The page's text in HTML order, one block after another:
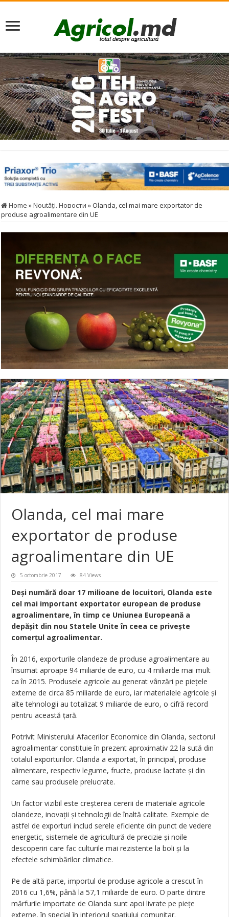
Home »Noutăţi. Новости »Olanda, cel mai mare exportator de
produse agroalimentare din UE
Olanda, cel mai mare
exportator de produse
agroalimentare din UE
5 octombrie 2017 84 Views
Deşi numără doar 17 milioane de locuitori, Olanda este
cel mai important exportator european de produse
agroalimentare, în timp ce Uniunea Europeană a
depăşit din nou Statele Unite în ceea ce priveşte
comerţul agroalimentar.
În 2016, exporturile olandeze de produse agroalimentare au
însumat aproape 94 miliarde de euro, cu 4 miliarde mai mult
ca în 2015. Produsele agricole au generat vânzări pe pieţele
externe de circa 85 miliarde de euro, iar materialele agricole şi
alte tehnologii au totalizat 9 miliarde de euro, o cifră record
pentru această ţară.
Potrivit Ministerului Afacerilor Economice din Olanda, sectorul
agroalimentar constituie în prezent aproximativ 22 la sută din
totalul exporturilor. Olanda a exportat, în principal, produse
alimentare, respectiv legume, fructe, produse lactate şi din
carne sau produsele prelucrate.
Un factor vizibil este creşterea cererii de materiale agricole
olandeze, inovaţii şi tehnologii de înaltă calitate. Exemple de
astfel de exporturi includ serele eficiente din punct de vedere
energetic, sistemele de agricultură de precizie şi noile
descoperiri care fac culturile mai rezistente la boli şi la
efectele schimbărilor climatice.
Pe de altă parte, importul de produse agricole a crescut în
2016 cu 1,6%, până la 57,1 miliarde de euro. O parte dintre
mărfurile importate de Olanda sunt apoi livrate pe pieţe
externe, în special în interiorul spaţiului comunitar.